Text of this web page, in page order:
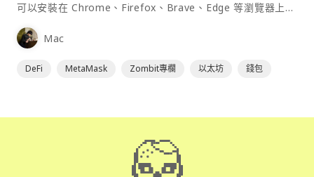
可以安裝在 Chrome、Firefox、Brave、Edge 等瀏覽器上作
為插件使用，具備許多功能且使用上非常方便。
Mac
DeFi MetaMask Zombit專欄 以太坊 錢包